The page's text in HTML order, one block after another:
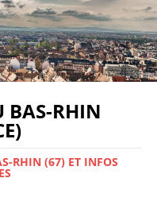
BAS-RHIN
RHIN (67) ET INFOS